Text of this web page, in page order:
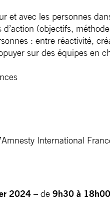
et avec les personnes
d’action (objectifs,
: entre réactivité,
sur des équipes en
International
2024 – de 9h30 à 18h00